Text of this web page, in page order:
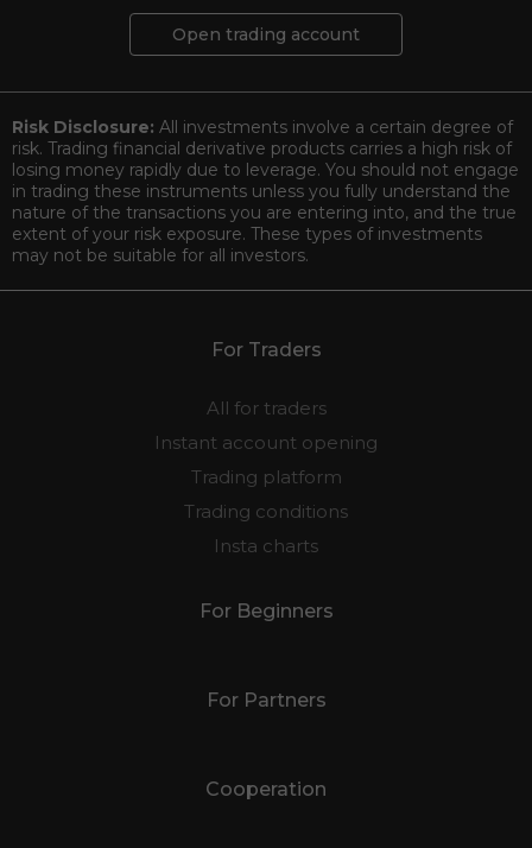
Open trading account
Risk Disclosure: All investments involve a certain degree of
risk. Trading financial derivative products carries a high risk of
losing money rapidly due to leverage. You should not engage
in trading these instruments unless you fully understand the
nature of the transactions you are entering into, and the true
extent of your risk exposure. These types of investments
may not be suitable for all investors.
For Traders
All for traders
Instant account opening
Trading platform
Trading conditions
Insta charts
For Beginners
For Partners
Cooperation